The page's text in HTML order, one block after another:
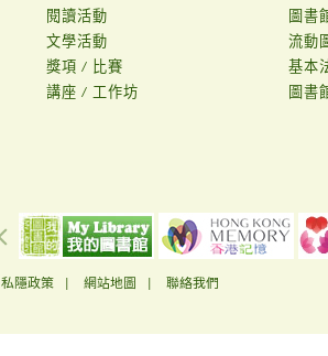
閱讀活動
文學活動
獎項 / 比賽
講座 / 工作坊
圖書
流動
基本
圖書
私隱政策 網站地圖 聯絡我們